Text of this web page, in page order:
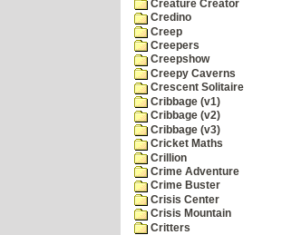
Creature Creator
Credino
Creep
Creepers
Creepshow
Creepy Caverns
Crescent Solitaire
Cribbage (v1)
Cribbage (v2)
Cribbage (v3)
Cricket Maths
Crillion
Crime Adventure
Crime Buster
Crisis Center
Crisis Mountain
Critters